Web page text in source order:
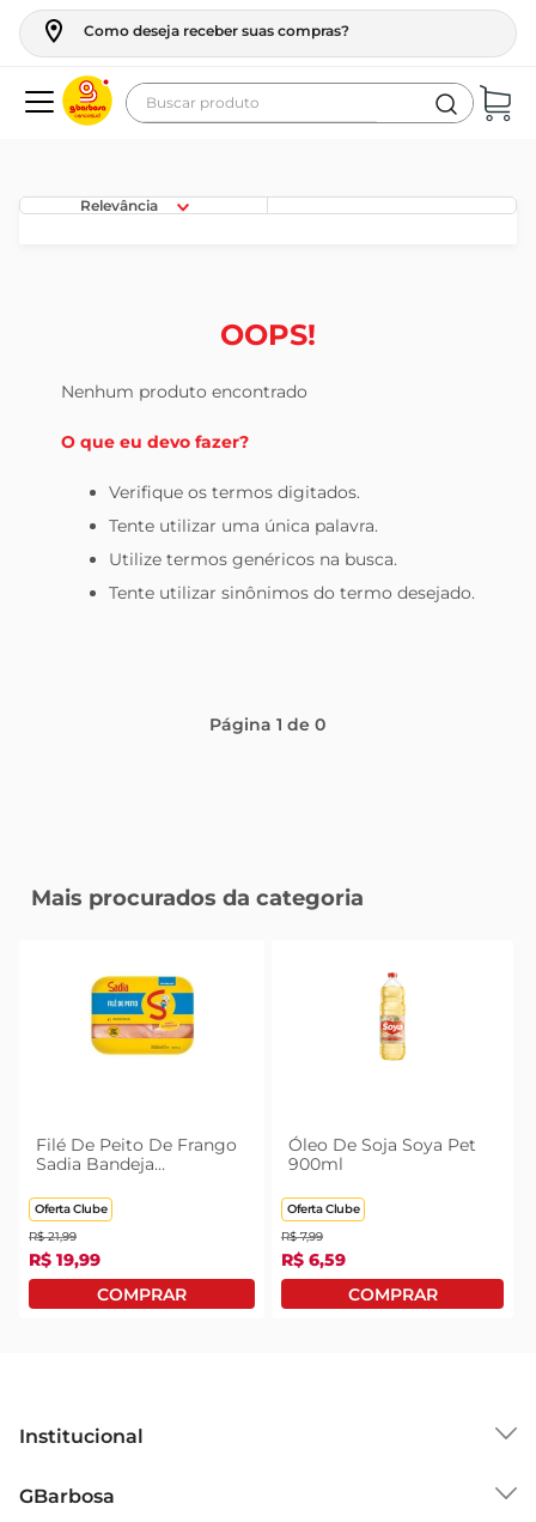
Como deseja receber suas compras?
Buscar produto
Relevância
OOPS!
Nenhum produto encontrado
O que eu devo fazer?
Verifique os termos digitados.
Tente utilizar uma única palavra.
Utilize termos genéricos na busca.
Tente utilizar sinônimos do termo desejado.
Página1 de0
Mais procurados da categoria
Filé De Peito De Frango
Sadia Bandeja
Oferta Clube
R$ 21,99
R$ 19,99
Óleo De Soja Soya Pet
900ml
Oferta Clube
R$ 7,99
R$ 6,59
Institucional
Grupo Cencosud
GBarbosa
geladeira
frango
vinho